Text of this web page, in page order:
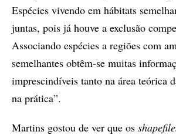
Espécies vivendo em hábitats
juntas, pois já houve a exclusão
Associando espécies a regiões com
semelhantes obtêm-se muitas
imprescindíveis tanto na área teórica
na prática”.
Martins gostou de ver que os